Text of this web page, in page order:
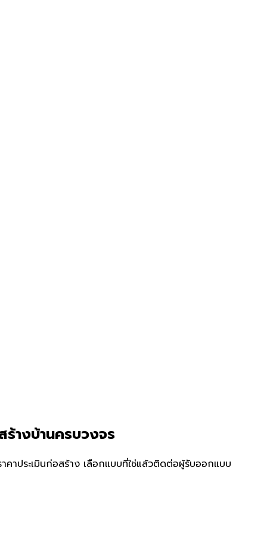
างบ้านครบวงจร
าประเมินก่อสร้าง เลือกแบบที่ใช่แล้วติดต่อผู้รับออกแบบ